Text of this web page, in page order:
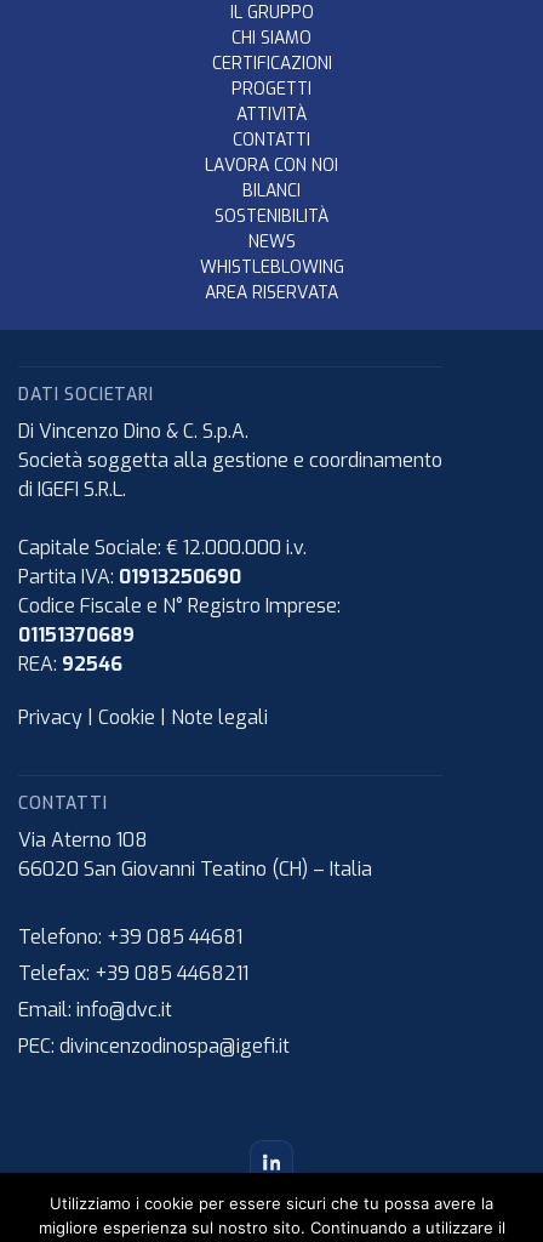
IL GRUPPO
CHI SIAMO
CERTIFICAZIONI
PROGETTI
ATTIVITÀ
CONTATTI
LAVORA CON NOI
BILANCI
SOSTENIBILITÀ
NEWS
WHISTLEBLOWING
AREA RISERVATA
DATI SOCIETARI
Di Vincenzo Dino & C. S.p.A.
Società soggetta alla gestione e coordinamento
di IGEFI S.R.L.
Capitale Sociale: € 12.000.000 i.v.
Partita IVA: 01913250690
Codice Fiscale e N° Registro Imprese:
01151370689
REA: 92546
Privacy Cookie Note legali
CONTATTI
Via Aterno 108
66020 San Giovanni Teatino (CH) – Italia
Telefono: +39 085 44681
Telefax: +39 085 4468211
Email: info@dvc.it
PEC: divincenzodinospa@igefi.it
Utilizziamo i cookie per essere sicuri che tu possa avere la
migliore esperienza sul nostro sito. Continuando a utilizzare il